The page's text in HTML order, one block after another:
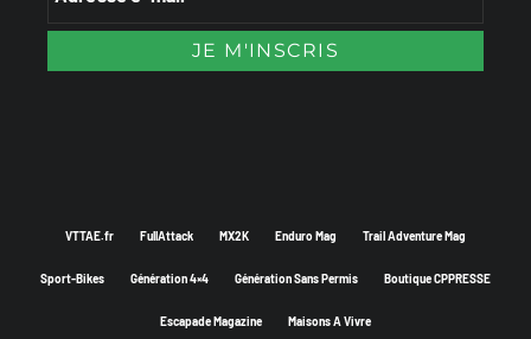
VTTAE.fr FullAttack MX2K Enduro Mag Trail Adventure Mag
Sport-Bikes Génération 4×4 Génération Sans Permis Boutique CPPRESSE
Escapade Magazine Maisons A Vivre